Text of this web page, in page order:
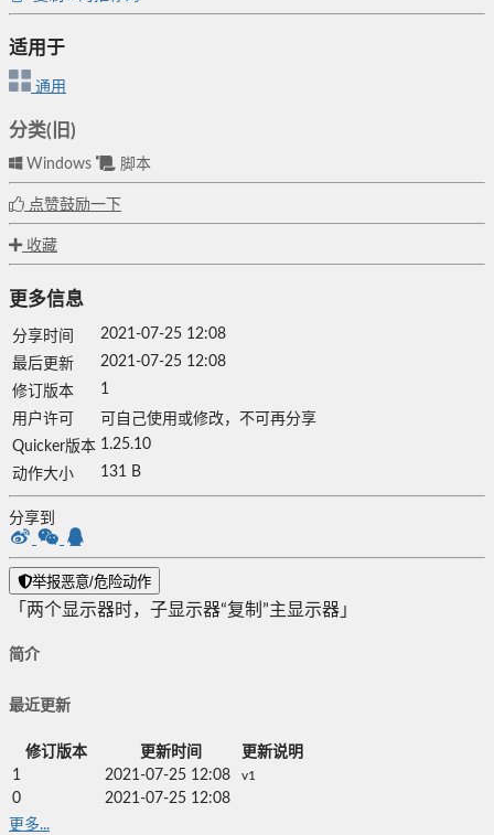
适用于
通用
分类(旧)
Windows 脚本
点赞鼓励一下
收藏
更多信息
分享时间
2021-07-25 12:08
最后更新
2021-07-25 12:08
修订版本
1
用户许可
可自己使用或修改，不可再分享
Quicker版本 1.25.10
动作大小
131 B
分享到
举报恶意/危险动作
「两个显示器时，子显示器“复制”主显示器」
简介
最近更新
修订版本 更新时间
更新说明
1
2021-07-25 12:08 v1
0
2021-07-25 12:08
更多...